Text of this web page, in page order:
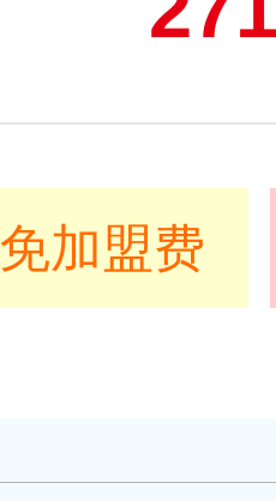
免加盟费